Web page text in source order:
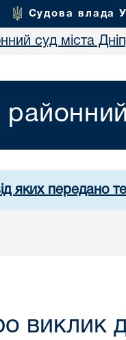
Судова влада
суд міста
яких передано
виклик